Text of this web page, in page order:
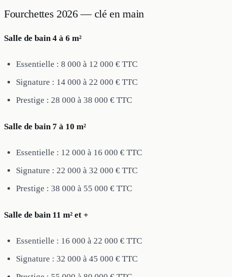
Fourchettes 2026 — clé en main
Salle de bain 4 à 6 m²
Essentielle : 8 000 à 12 000 € TTC
Signature : 14 000 à 22 000 € TTC
Prestige : 28 000 à 38 000 € TTC
Salle de bain 7 à 10 m²
Essentielle : 12 000 à 16 000 € TTC
Signature : 22 000 à 32 000 € TTC
Prestige : 38 000 à 55 000 € TTC
Salle de bain 11 m² et +
Essentielle : 16 000 à 22 000 € TTC
Signature : 32 000 à 45 000 € TTC